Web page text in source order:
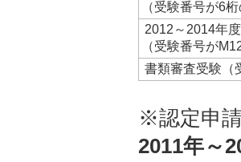
（受験番号が6
2012～2014年
（受験番号が
書類審査受験（
※認定申
2011年～